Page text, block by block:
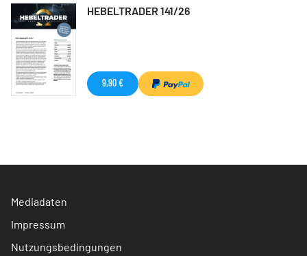
HEBELTRADER 141/26
9,90 €
Mediadaten
Impressum
Nutzungsbedingungen